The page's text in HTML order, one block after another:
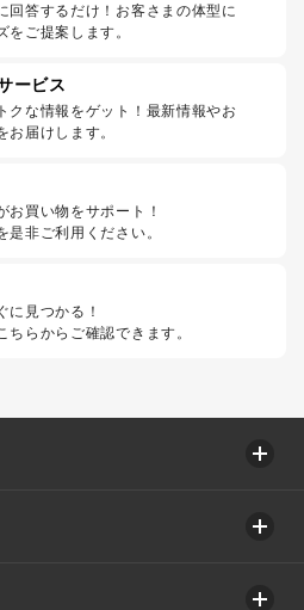
回答するだけ！お客さまの体型に
をご提案します。
ービス
クな情報をゲット！最新情報やお
お届けします。
お買い物をサポート！
是非ご利用ください。
に見つかる！
ちらからご確認できます。